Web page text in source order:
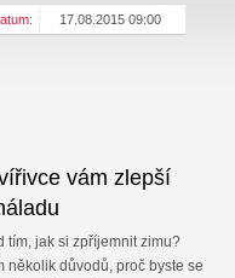
17.08.2015 09:00
vám zlepší
tím, jak si zpříjemnit zimu?
několik důvodů, proč byste se